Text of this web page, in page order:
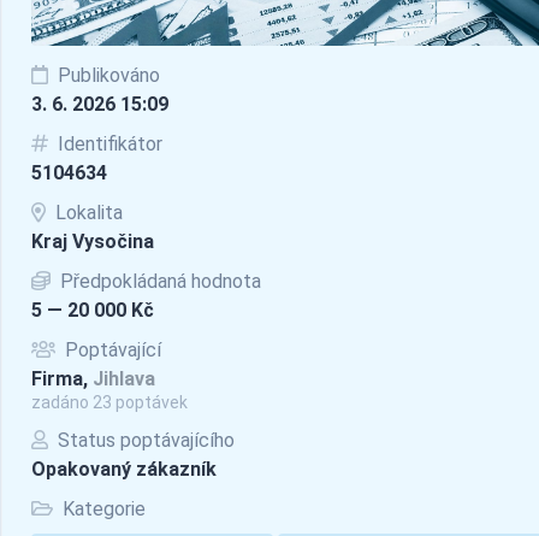
Publikováno
3. 6. 2026 15:09
Identifikátor
5104634
Lokalita
Kraj Vysočina
Předpokládaná hodnota
5 — 20 000 Kč
Poptávající
Firma, Jihlava
zadáno 23 poptávek
Status poptávajícího
Opakovaný zákazník
Kategorie